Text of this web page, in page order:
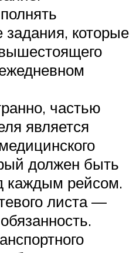
которые
частью
является
должен быть
каждым рейсом.
листа —